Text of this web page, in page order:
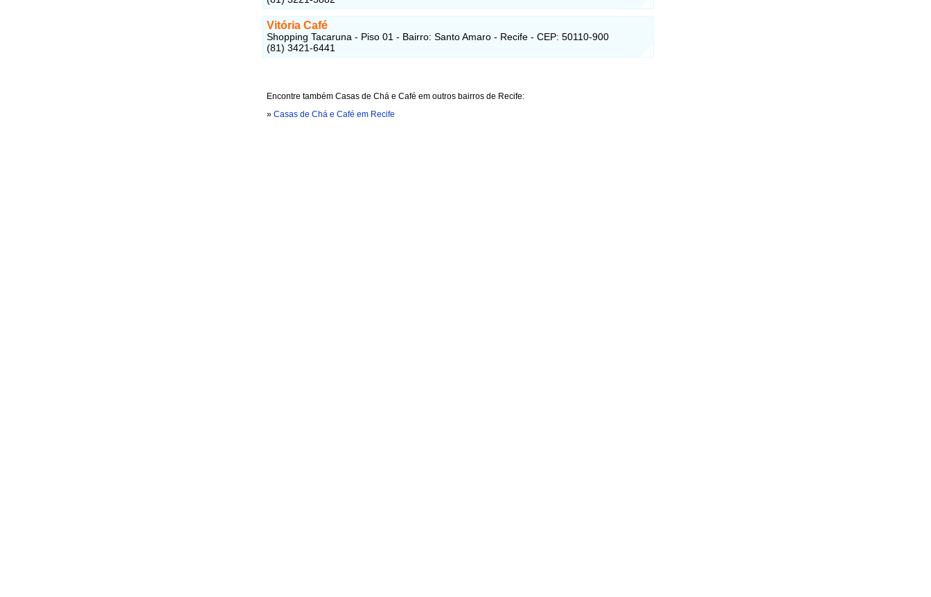
Vitória Café
Shopping Tacaruna - Piso 01 - Bairro: Santo Amaro - Recife - CEP: 50110-900
(81) 3421-6441
Encontre também Casas de Chá e Café em outros bairros de Recife:
» Casas de Chá e Café em Recife